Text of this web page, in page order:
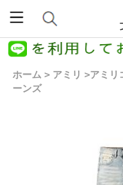
ホーム > アミリ >アミリ
ーンズ